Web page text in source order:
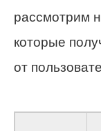
рассмотрим
которые
от